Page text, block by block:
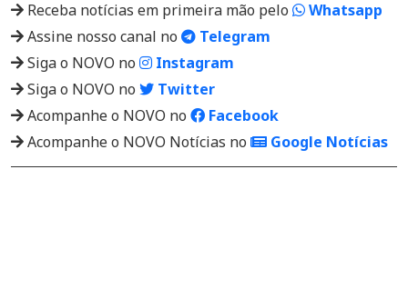
Receba notícias em primeira mão pelo
Whatsapp
Assine nosso canal no
Telegram
Siga o NOVO no
Instagram
Siga o NOVO no
Twitter
Acompanhe o NOVO no
Facebook
Acompanhe o NOVO Notícias no
Google Notícias